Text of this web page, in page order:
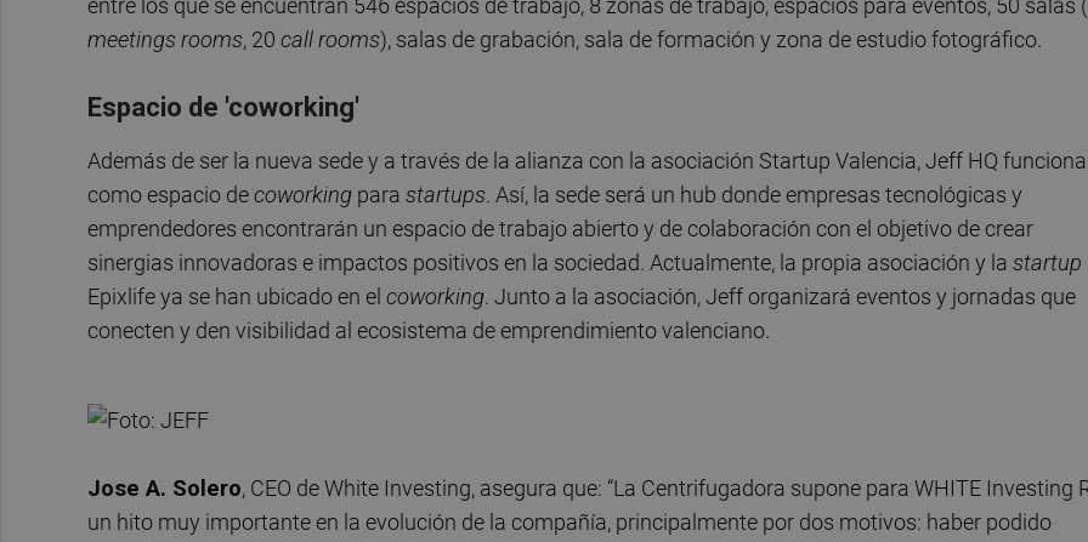
entre los que se encuentran 546 espacios de trabajo, 8 zonas de trabajo, espacios para eventos, 50 salas
meetingsrooms, 20 callrooms), salas de grabación, sala de formación y zona de estudio fotográfico.
Espacio de 'coworking'
Además de ser la nueva sede y a través de la alianza con la asociación Startup Valencia, Jeff HQ funciona
como espacio decoworking para startups. Así, la sede será un hub donde empresas tecnológicas y
emprendedores encontrarán un espacio de trabajo abierto y de colaboración con el objetivo de crear
sinergias innovadoras e impactos positivos en la sociedad. Actualmente, la propia asociación y la startup
Epixlife ya se han ubicado en el coworking. Junto a la asociación, Jeff organizará eventos y jornadas que
conecten y den visibilidad al ecosistema de emprendimiento valenciano.
Jose A. Solero, CEO de White Investing, asegura que: “La Centrifugadora supone para WHITE Investing
un hito muy importante en la evolución de la compañía, principalmente por dos motivos: haber podido